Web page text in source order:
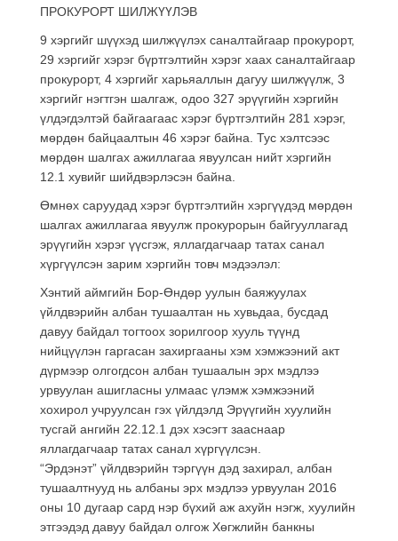
ПРОКУРОРТ ШИЛЖҮҮЛЭВ
9 хэргийг шүүхэд шилжүүлэх саналтайгаар прокурорт,
29 хэргийг хэрэг бүртгэлтийн хэрэг хаах саналтайгаар
прокурорт, 4 хэргийг харьяаллын дагуу шилжүүлж, 3
хэргийг нэгтгэн шалгаж, одоо 327 эрүүгийн хэргийн
үлдэгдэлтэй байгаагаас хэрэг бүртгэлтийн 281 хэрэг,
мөрдөн байцаалтын 46 хэрэг байна. Тус хэлтсээс
мөрдөн шалгах ажиллагаа явуулсан нийт хэргийн
12.1 хувийг шийдвэрлэсэн байна.
Өмнөх саруудад хэрэг бүртгэлтийн хэргүүдэд мөрдөн
шалгах ажиллагаа явуулж прокурорын байгууллагад
эрүүгийн хэрэг үүсгэж, яллагдагчаар татах санал
хүргүүлсэн зарим хэргийн товч мэдээлэл:
Хэнтий аймгийн Бор-Өндөр уулын баяжуулах
үйлдвэрийн албан тушаалтан нь хувьдаа, бусдад
давуу байдал тогтоох зорилгоор хууль түүнд
нийцүүлэн гаргасан захиргааны хэм хэмжээний акт
дүрмээр олгогдсон албан тушаалын эрх мэдлээ
урвуулан ашигласны улмаас үлэмж хэмжээний
хохирол учруулсан гэх үйлдэлд Эрүүгийн хуулийн
тусгай ангийн 22.12.1 дэх хэсэгт зааснаар
яллагдагчаар татах санал хүргүүлсэн.
“Эрдэнэт” үйлдвэрийн тэргүүн дэд захирал, албан
тушаалтнууд нь албаны эрх мэдлээ урвуулан 2016
оны 10 дугаар сард нэр бүхий аж ахуйн нэгж, хуулийн
этгээдэд давуу байдал олгож Хөгжлийн банкны